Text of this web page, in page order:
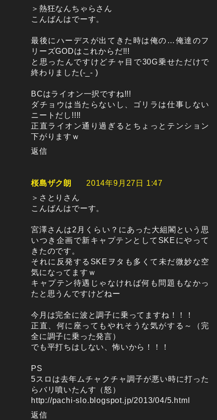
＞熱狂なんちゃらさん
こんばんはでーす。
最後にハーデスが出てきた時は俺の…俺達のフ
リーズGODはこれからだ!!!
と思ったんですけどチャ目で30G乗せただけで
終わりました(-_- )
BCはライオン一択ですね!!!
ダチョウは当たらないし、ゴリラは仕事しない
ニートだし!!!!
正直ライオン通り過ぎるとちょっとテンション
下がりますｗ
返信
桜島ザク朗
2014年9月27日 1:47
＞さとりさん
こんばんはでーす。
宮澤さんは2月くらい？にあった大組閣という思
いつき企画で新キャプテンとしてSKEにやって
きたのです。
それに反発するSKEヲタも多くて未だ微妙な空
気になってますｗ
キャプテン待遇じゃなければ何も問題もなかっ
たと思うんですけどねー
今月は完全に波と調子に乗ってますね！！！
正直、何に座ってもやれそうな気がする～（完
全に調子に乗った発言）
でも平打ちはしない、怖いから！！！
PS
5スロは去年ムチャクチャ調子が悪い時に打った
らバリ噴いたんす（怒）
http://pachi-slo.blogspot.jp/2013/04/5.html
返信